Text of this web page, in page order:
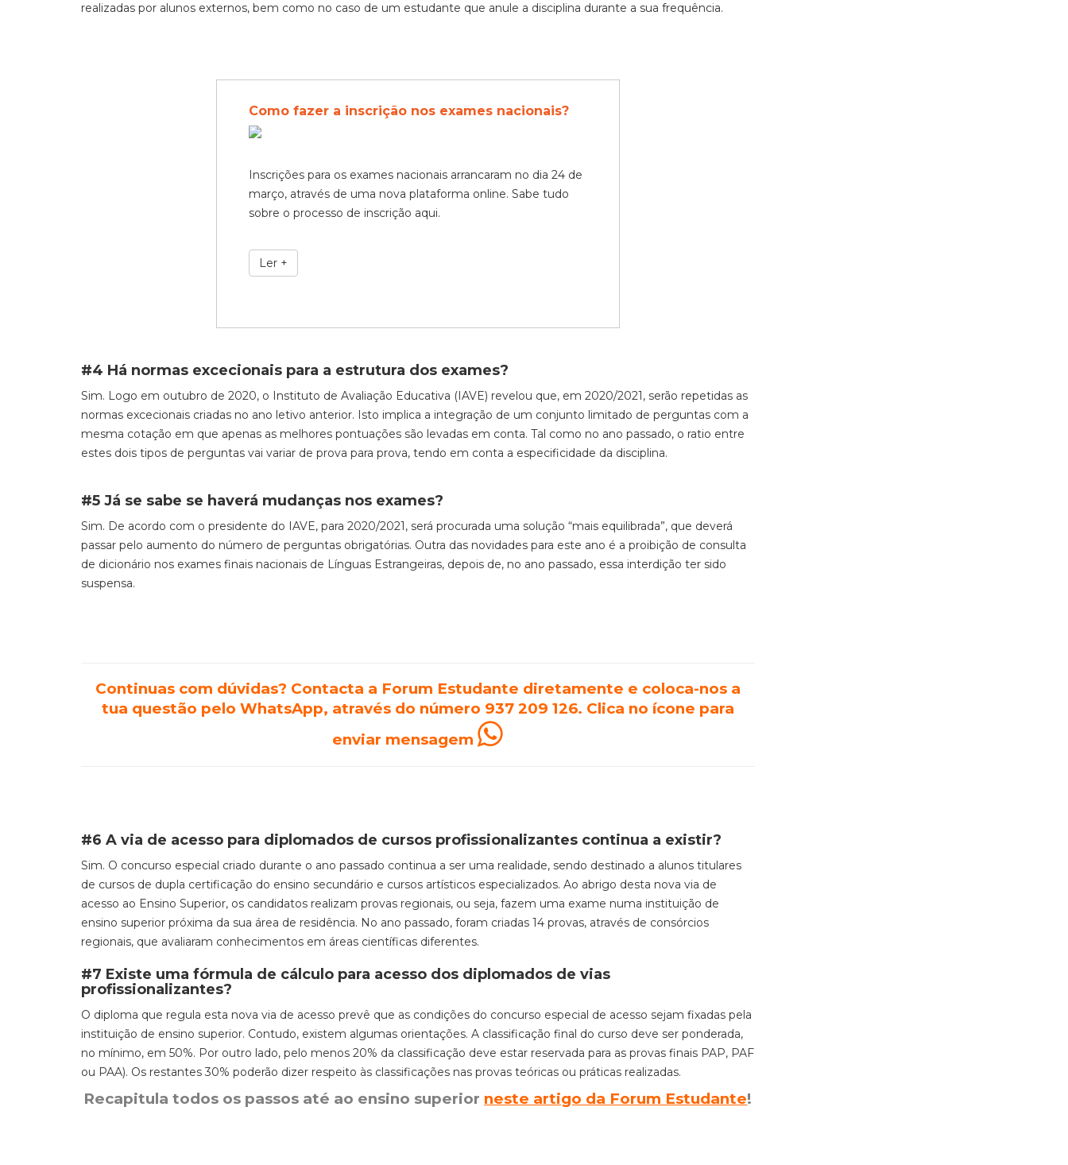
realizadas por alunos externos, bem como no caso de um estudante que anule a disciplina durante a sua frequência.
Como fazer a inscrição nos exames nacionais?
Inscrições para os exames nacionais arrancaram no dia 24 de
março, através de uma nova plataforma online. Sabe tudo
sobre o processo de inscrição aqui.
Ler +
#4 Há normas excecionais para a estrutura dos exames?
Sim. Logo em outubro de 2020, o Instituto de Avaliação Educativa (IAVE) revelou que, em 2020/2021, serão repetidas as
normas excecionais criadas no ano letivo anterior. Isto implica a integração de um conjunto limitado de perguntas com a
mesma cotação em que apenas as melhores pontuações são levadas em conta. Tal como no ano passado, o ratio entre
estes dois tipos de perguntas vai variar de prova para prova, tendo em conta a especificidade da disciplina.
#5 Já se sabe se haverá mudanças nos exames?
Sim. De acordo com o presidente do IAVE, para 2020/2021, será procurada uma solução “mais equilibrada”, que deverá
passar pelo aumento do número de perguntas obrigatórias. Outra das novidades para este ano é a proibição de consulta
de dicionário nos exames finais nacionais de Línguas Estrangeiras, depois de, no ano passado, essa interdição ter sido
suspensa.
Continuas com dúvidas? Contacta a Forum Estudante diretamente e coloca-nos a
tua questão pelo WhatsApp, através do número 937 209 126. Clica no ícone para
enviar mensagem
#6 A via de acesso para diplomados de cursos profissionalizantes continua a existir?
Sim. O concurso especial criado durante o ano passado continua a ser uma realidade, sendo destinado a alunos titulares
de cursos de dupla certificação do ensino secundário e cursos artísticos especializados. Ao abrigo desta nova via de
acesso ao Ensino Superior, os candidatos realizam provas regionais, ou seja, fazem uma exame numa instituição de
ensino superior próxima da sua área de residência. No ano passado, foram criadas 14 provas, através de consórcios
regionais, que avaliaram conhecimentos em áreas científicas diferentes.
#7 Existe uma fórmula de cálculo para acesso dos diplomados de vias
profissionalizantes?
O diploma que regula esta nova via de acesso prevê que as condições do concurso especial de acesso sejam fixadas pela
instituição de ensino superior. Contudo, existem algumas orientações. A classificação final do curso deve ser ponderada,
no mínimo, em 50%. Por outro lado, pelo menos 20% da classificação deve estar reservada para as provas finais PAP, PAF
ou PAA). Os restantes 30% poderão dizer respeito às classificações nas provas teóricas ou práticas realizadas.
Recapitula todos os passos até ao ensino superior neste artigo da Forum Estudante!